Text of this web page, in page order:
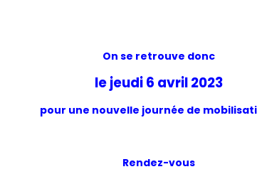
On se retrouve donc
le jeudi 6 avril 2023
pour une nouvelle journée de
Rendez-vous